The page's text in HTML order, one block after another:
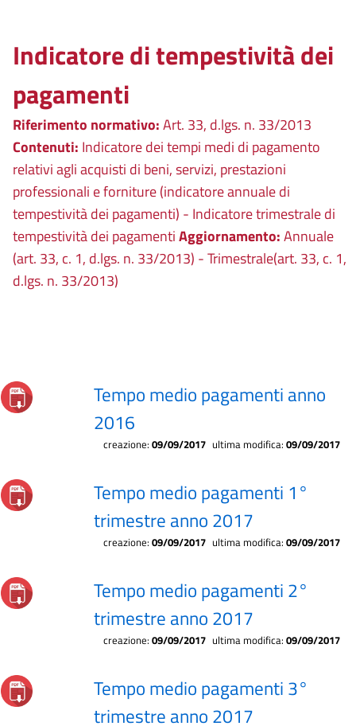
Indicatore di tempestività dei
pagamenti
Riferimento normativo:Art. 33, d.lgs. n. 33/2013
Contenuti: Indicatore dei tempi medi di pagamento
relativi agli acquisti di beni, servizi, prestazioni
professionali e forniture (indicatore annuale di
tempestività dei pagamenti) - Indicatore trimestrale di
tempestività dei pagamentiAggiornamento:Annuale
(art. 33, c. 1, d.lgs. n. 33/2013) - Trimestrale(art. 33, c. 1,
d.lgs. n. 33/2013)
Tempo medio pagamenti anno
2016
creazione: 09/09/2017 ultima modifica: 09/09/2017
Tempo medio pagamenti 1°
trimestre anno 2017
creazione: 09/09/2017 ultima modifica: 09/09/2017
Tempo medio pagamenti 2°
trimestre anno 2017
creazione: 09/09/2017 ultima modifica: 09/09/2017
Tempo medio pagamenti 3°
trimestre anno 2017